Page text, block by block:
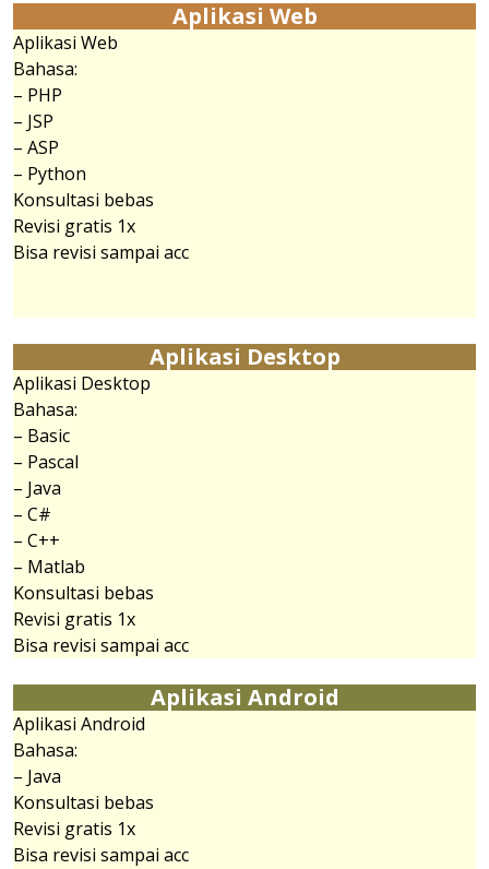
Aplikasi Web
Aplikasi Web
Bahasa:
– PHP
– JSP
– ASP
– Python
Konsultasi bebas
Revisi gratis 1x
Bisa revisi sampai acc
Aplikasi Desktop
Aplikasi Desktop
Bahasa:
– Basic
– Pascal
– Java
– C#
– C++
– Matlab
Konsultasi bebas
Revisi gratis 1x
Bisa revisi sampai acc
Aplikasi Android
Aplikasi Android
Bahasa:
– Java
Konsultasi bebas
Revisi gratis 1x
Bisa revisi sampai acc